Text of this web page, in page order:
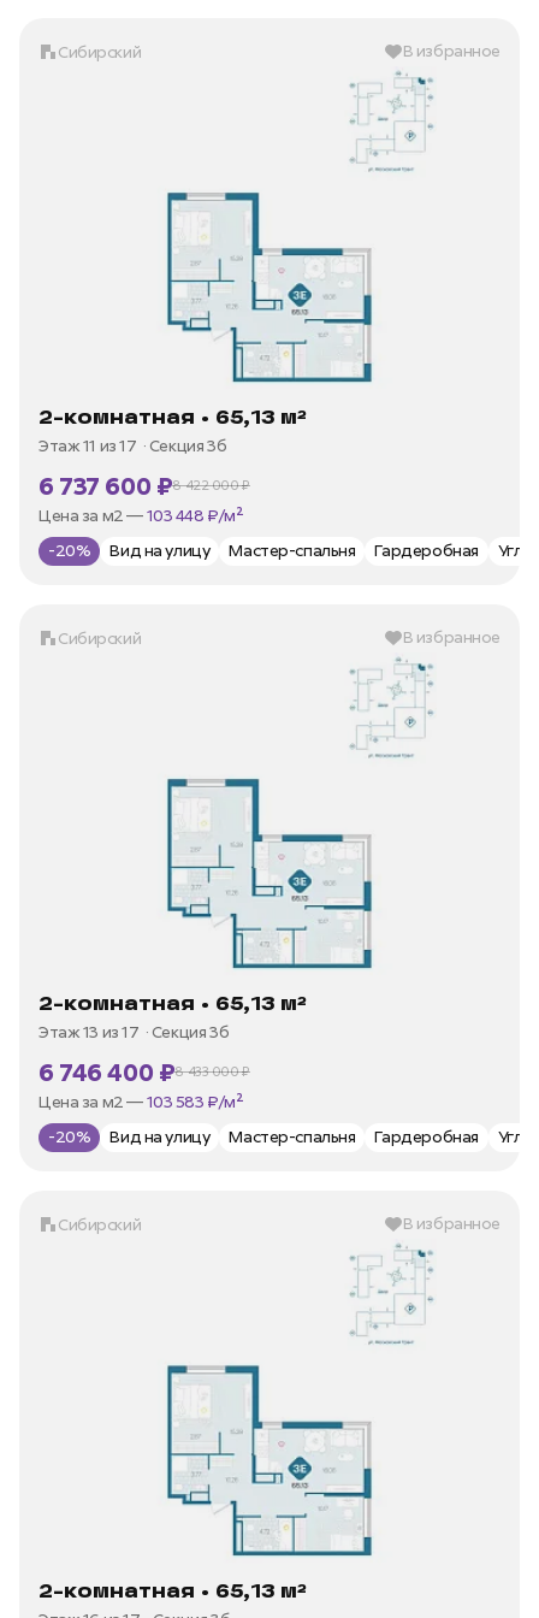
Сибирский В избранное
2-комнатная • 65,13 м²
Этаж 11 из 17 Секция 3б
6 737 600 ₽8 422 000 ₽
В ипотеку —от 32 316 ₽/мес
Цена за м2 —
-20% Вид на улицу Мастер-спальня Гардеробная
Сибирский В избранное
2-комнатная • 65,13 м²
Этаж 13 из 17 Секция 3б
6 746 400 ₽8 433 000 ₽
В ипотеку —от 32 358 ₽/мес
Цена за м2 —
-20% Вид на улицу Мастер-спальня Гардеробная
Сибирский В избранное
2-комнатная • 65,13 м²